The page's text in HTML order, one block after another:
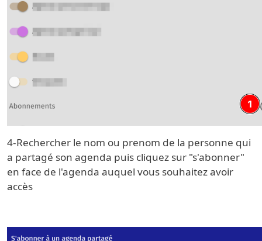
4-Rechercher le nom ou prenom de la personne qui
a partagé son agenda puis cliquez sur "s'abonner"
en face de l'agenda auquel vous souhaitez avoir
accès